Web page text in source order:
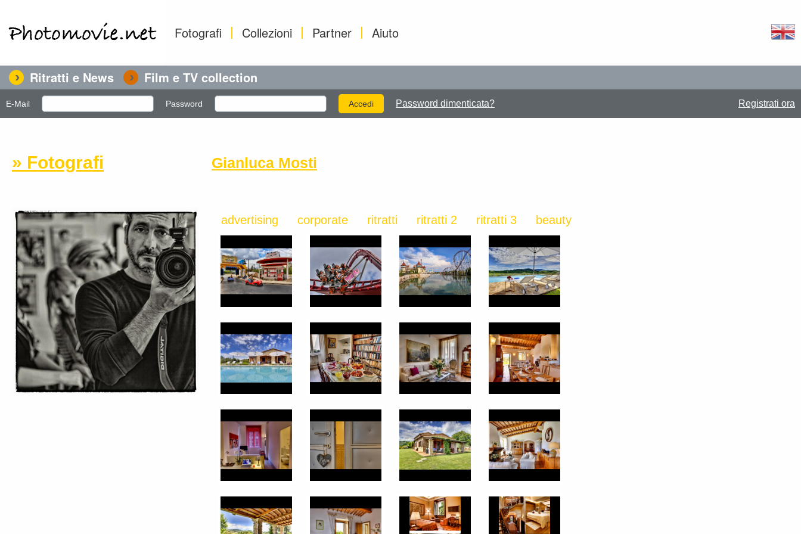
Fotografi Collezioni Partner Aiuto
Ritratti e News Film e TV collection
E-Mail Password Password dimenticata? Registrati ora
» Fotografi Gianluca Mosti
advertising corporate ritratti ritratti 2 ritratti 3 beauty